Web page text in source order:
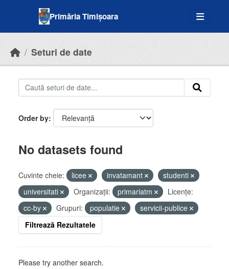
Primăria Timișoara
Seturi de date
Order by
No datasets found
Cuvinte cheie: licee invatamant
studenti
universitati
Organizații: primariatm
Licenţe:
cc-by
Grupuri: populatie
servicii-publice
Filtrează Rezultatele
Please try another search.